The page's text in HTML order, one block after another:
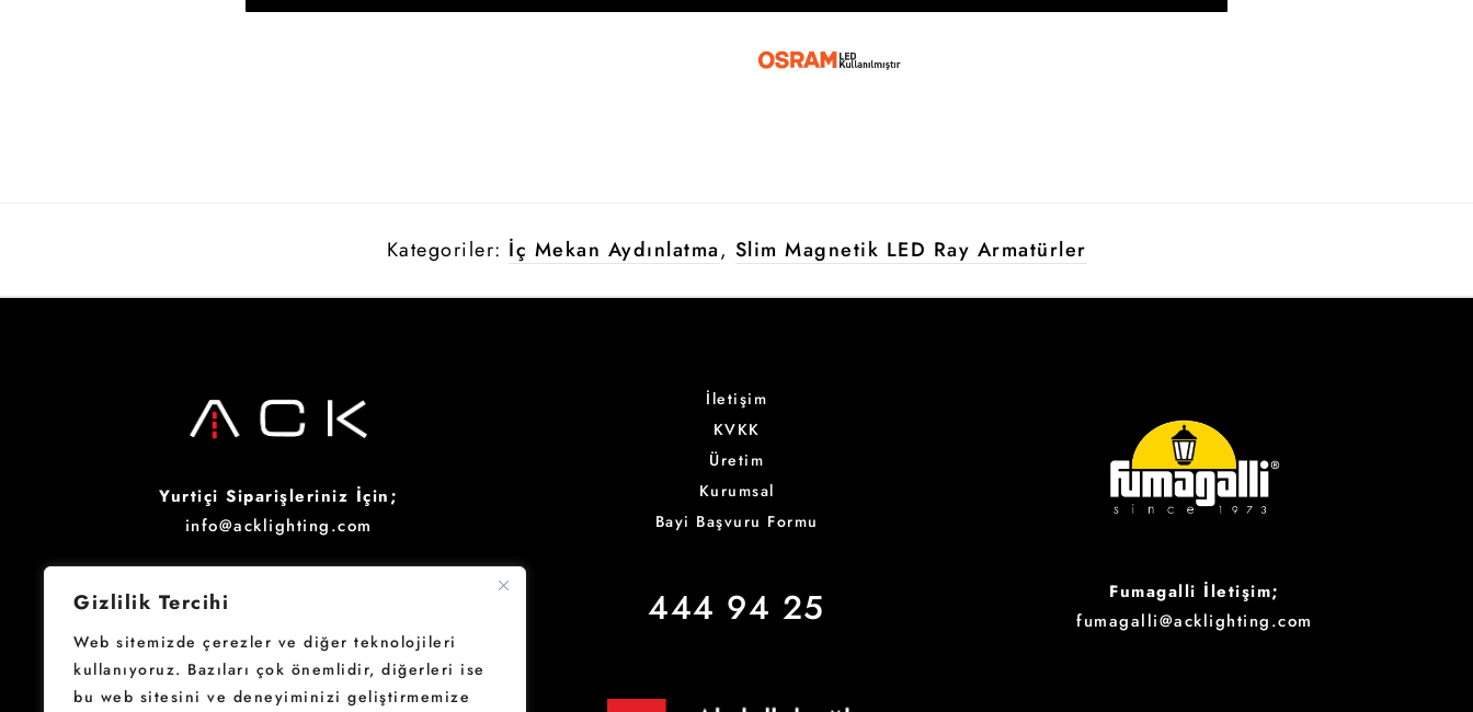
Gizlilik Tercihi
Web sitemizde çerezler ve diğer teknolojileri
kullanıyoruz. Bazıları çok önemlidir, diğerleri ise
bu web sitesini ve deneyiminizi geliştirmemize
Kategoriler: İç Mekan Aydınlatma, Slim Magnetik LED Ray Armatürler
Yurtiçi Siparişleriniz İçin;
info@acklighting.com
sales@acklighting.com
İletişim
KVKK
Üretim
Kurumsal
Bayi Başvuru Formu
444 94 25
Fumagalli İletişim;
fumagalli@acklighting.com